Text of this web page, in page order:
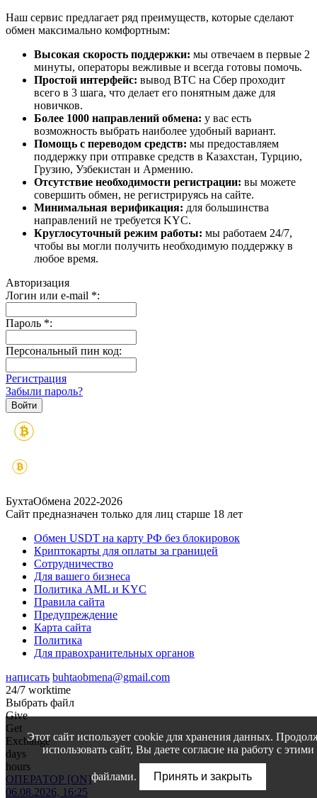
Наш сервис предлагает ряд преимуществ, которые сделают
обмен максимально комфортным:
Высокая скорость поддержки: мы отвечаем в первые 2
минуты, операторы вежливые и всегда готовы помочь.
Простой интерфейс: вывод BTC на Сбер проходит
всего в 3 шага, что делает его понятным даже для
новичков.
Более 1000 направлений обмена: у вас есть
возможность выбрать наиболее удобный вариант.
Помощь с переводом средств: мы предоставляем
поддержку при отправке средств в Казахстан, Турцию,
Грузию, Узбекистан и Армению.
Отсутствие необходимости регистрации: вы можете
совершить обмен, не регистрируясь на сайте.
Минимальная верификация: для большинства
направлений не требуется KYC.
Круглосуточный режим работы: мы работаем 24/7,
чтобы вы могли получить необходимую поддержку в
любое время.
Авторизация
Логин или e-mail *:
Пароль *:
Персональный пин код:
Регистрация
Забыли пароль?
БухтаОбмена 2022-2026
Сайт предназначен только для лиц старше 18 лет
Обмен USDT на карту РФ без блокировок
Криптокарты для оплаты за границей
Сотрудничество
Для вашего бизнеса
Политика AML и KYC
Правила сайта
Предупреждение
Карта сайта
Политика
Для правохранительных органов
написать buhtaobmena@gmail.com
24/7 worktime
Выбрать файл
Give
Get
Exchange
days
hours
ОПЕРАТОР [ON]
06.08.2026, 16:25
Этот сайт использует cookie для хранения данных.
использовать сайт, Вы даете согласие на работу с этими
файлами. Принять и закрыть